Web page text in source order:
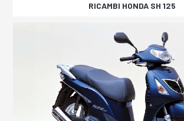
RICAMBI HONDA SH 125